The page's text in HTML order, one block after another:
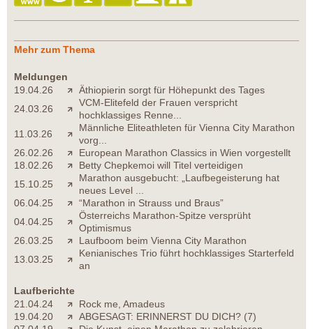
Mehr zum Thema
Meldungen
19.04.26
Äthiopierin sorgt für Höhepunkt des Tages
24.03.26
VCM-Elitefeld der Frauen verspricht
hochklassiges Renne...
11.03.26
Männliche Eliteathleten für Vienna City Marathon
vorg...
26.02.26
European Marathon Classics in Wien vorgestellt
18.02.26
Betty Chepkemoi will Titel verteidigen
15.10.25
Marathon ausgebucht: „Laufbegeisterung hat
neues Level ...
06.04.25
“Marathon in Strauss und Braus”
04.04.25
Österreichs Marathon-Spitze versprüht
Optimismus
26.03.25
Laufboom beim Vienna City Marathon
13.03.25
Kenianisches Trio führt hochklassiges Starterfeld
an
Laufberichte
21.04.24
Rock me, Amadeus
19.04.20
ABGESAGT: ERINNERST DU DICH? (7)